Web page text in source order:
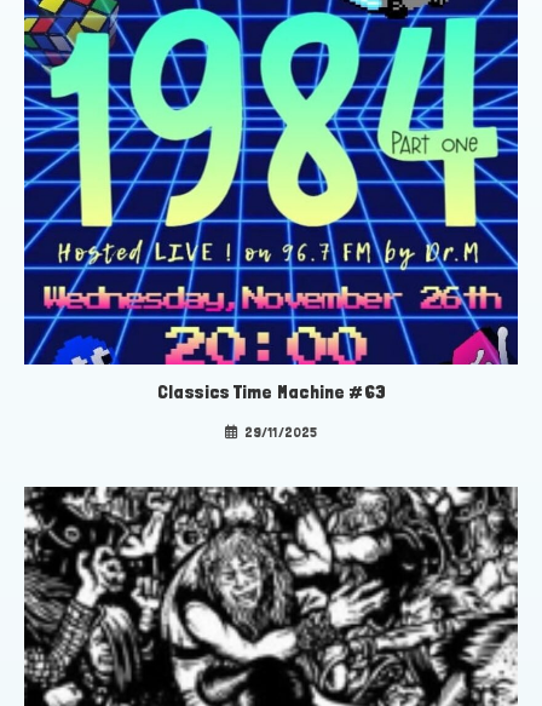
Classics Time Machine #63
29/11/2025